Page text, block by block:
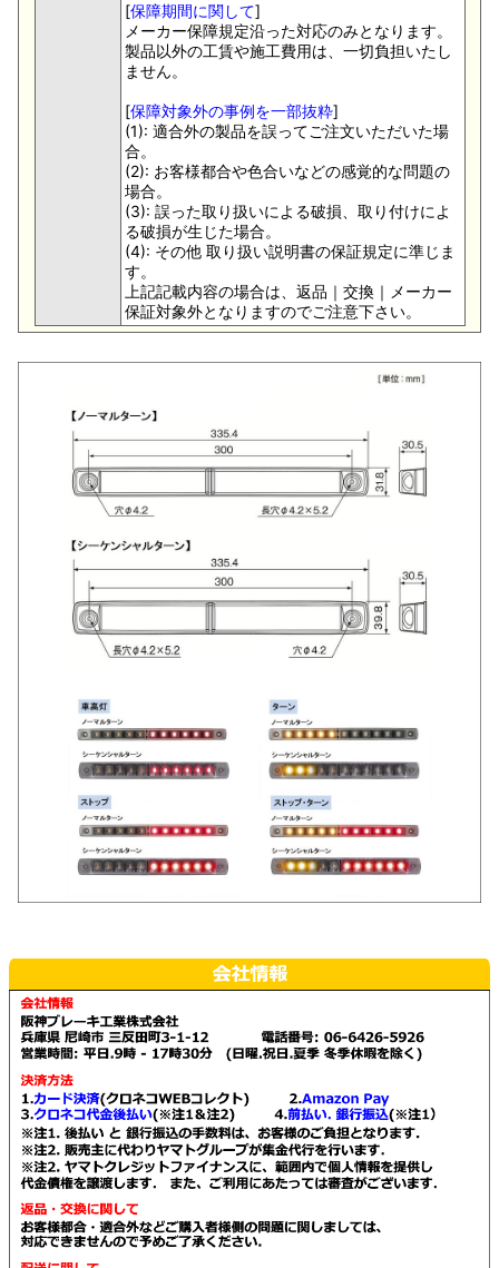
[保障期間に関して]
メーカー保障規定沿った対応のみとなります。
製品以外の工賃や施工費用は、一切負担いたし
ません。
[保障対象外の事例を一部抜粋]
(1): 適合外の製品を誤ってご注文いただいた場
合。
(2): お客様都合や色合いなどの感覚的な問題の
場合。
(3): 誤った取り扱いによる破損、取り付けによ
る破損が生じた場合。
(4): その他 取り扱い説明書の保証規定に準じま
す。
上記記載内容の場合は、返品｜交換｜メーカー
保証対象外となりますのでご注意下さい。